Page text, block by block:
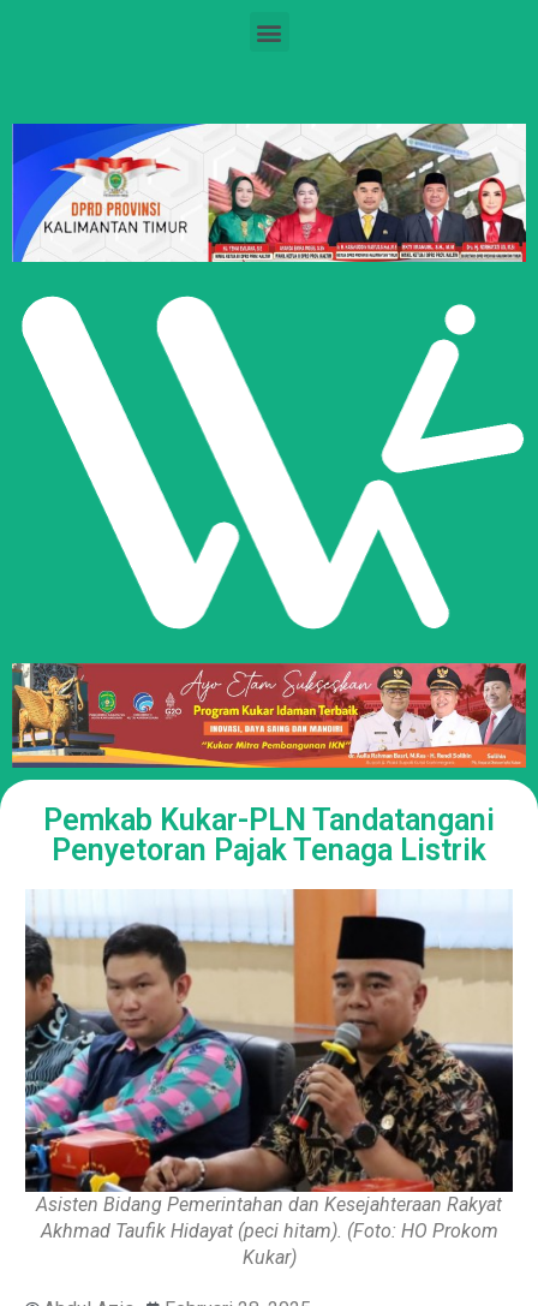
Pemkab Kukar-PLN Tandatangani
Penyetoran Pajak Tenaga Listrik
Asisten Bidang Pemerintahan dan Kesejahteraan Rakyat
Akhmad Taufik Hidayat (peci hitam). (Foto: HO Prokom
Kukar)